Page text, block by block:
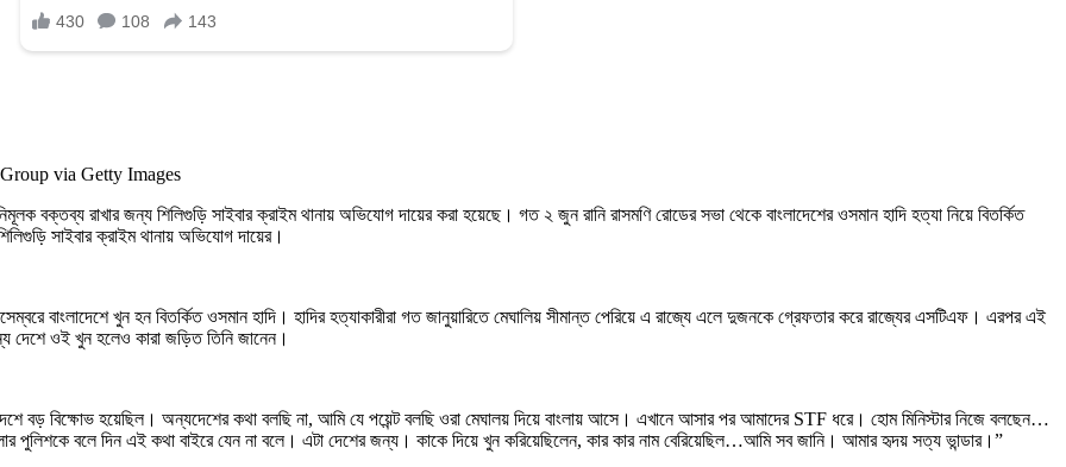
via Getty Images
বক্তব্য রাখার জন্য শিলিগুড়ি সাইবার ক্রাইম থানায় অভিযোগ দায়ের করা হয়েছে। গত ২ জুন রানি রাসমণি রোডের সভা থেকে বাংলাদেশের ওসমান হাদি হত্যা নিয়ে বিতর্কিত
সাইবার ক্রাইম থানায় অভিযোগ দায়ের।
বাংলাদেশে খুন হন বিতর্কিত ওসমান হাদি। হাদির হত্যাকারীরা গত জানুয়ারিতে মেঘালিয় সীমান্ত পেরিয়ে এ রাজ্যে এলে দুজনকে গ্রেফতার করে রাজ্যের এসটিএফ। এরপর এই
দেশে ওই খুন হলেও কারা জড়িত তিনি জানেন।
বড় বিক্ষোভ হয়েছিল। অন্যদেশের কথা বলছি না, আমি যে পয়েন্ট বলছি ওরা মেঘালয় দিয়ে বাংলায় আসে। এখানে আসার পর আমাদের STF ধরে। হোম মিনিস্টার নিজে বলছেন…
বলে দিন এই কথা বাইরে যেন না বলে। এটা দেশের জন্য। কাকে দিয়ে খুন করিয়েছিলেন, কার কার নাম বেরিয়েছিল…আমি সব জানি। আমার হৃদয় সত্য ভান্ডার।”